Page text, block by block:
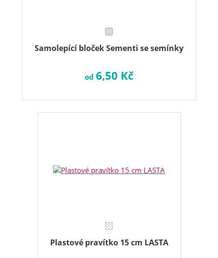
Samolepící bloček Sementi se semínky
od 6,50 Kč
Plastové pravítko 15 cm LASTA